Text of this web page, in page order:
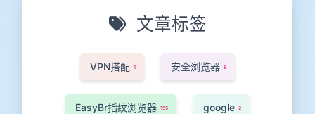
文章标签
VPN搭配 1 安全浏览器 8
EasyBr指纹浏览器 155 google 2